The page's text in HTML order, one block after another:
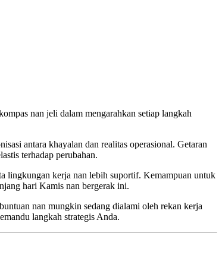
nan jeli dalam mengarahkan setiap langkah
antara khayalan dan realitas operasional. Getaran
terhadap perubahan.
lingkungan kerja nan lebih suportif. Kemampuan untuk
hari Kamis nan bergerak ini.
nan mungkin sedang dialami oleh rekan kerja
langkah strategis Anda.